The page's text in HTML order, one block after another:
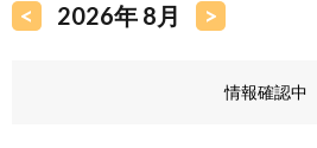
< 2026年 8月 >
情報確認中